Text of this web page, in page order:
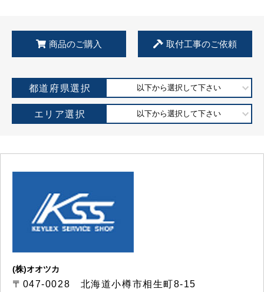
商品のご購入 取付工事のご依頼
都道府県選択 以下から選択して下さい
エリア選択 以下から選択して下さい
(株)オオツカ
〒047-0028 北海道小樽市相生町8-15